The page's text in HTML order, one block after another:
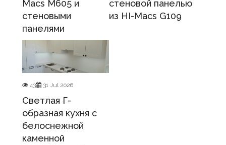
Macs M605 и
стеновыми
панелями
стеновой панелью
из HI-Macs G109
43 31 Jul 2026
Светлая Г-
образная кухня с
белоснежной
каменной